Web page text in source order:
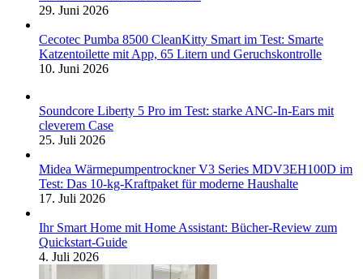
29. Juni 2026
Cecotec Pumba 8500 CleanKitty Smart im Test: Smarte
Katzentoilette mit App, 65 Litern und Geruchskontrolle
10. Juni 2026
Soundcore Liberty 5 Pro im Test: starke ANC-In-Ears mit
cleverem Case
25. Juli 2026
Midea Wärmepumpentrockner V3 Series MDV3EH100D im
Test: Das 10-kg-Kraftpaket für moderne Haushalte
17. Juli 2026
Ihr Smart Home mit Home Assistant: Bücher-Review zum
Quickstart-Guide
4. Juli 2026